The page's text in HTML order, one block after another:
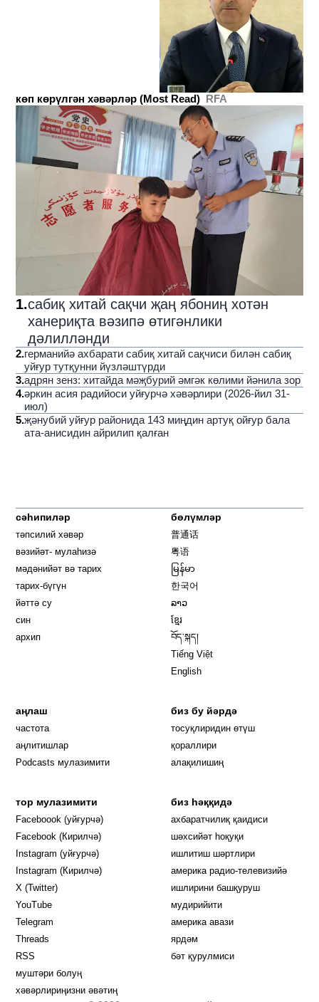
көп көрүлгән хәвәрләр (Most Read) RFA
1.сабиқ хитай сақчи җаң ябониң хотән
ханериқта вәзипә өтигәнлики
дәлилләнди
2.германийә ахбарати сабиқ хитай сақчиси билән сабиқ
уйғур тутқунни йүзләштүрди
3.адрян зенз: хитайда мәҗбурий әмгәк көлими йәнила зор
4.әркин асия радийоси уйғурчә хәвәрлири (2026-йил 31-
июл)
5.җәнубий уйғур районида 143 миңдин артуқ ойғур бала
ата-анисидин айрилип қалған
сәһипиләр
тәпсилий хәвәр
вәзийәт- мулаһизә
мәдәнийәт вә тарих
тарих-бүгүн
йәттә су
син
архип
бөлүмләр
普通话
粤语
မြန်မာ
한국어
ລາວ
ខ្មែរ
བོད་སྐད།
Tiếng Việt
English
аңлаш
частота
аңлитишлар
Podcasts мулазимити
биз бу йәрдә
тосуқлиридин өтүш
қораллири
алақилишиң
тор мулазимити
Faceboook (уйғурчә) Opens in new window
Facebook (Кирилчә) Opens in new window
Instagram (уйғурчә) Opens in new window
Instagram (Кирилчә) Opens in new window
X (Twitter)
YouTube
Telegram
Threads
RSS
муштәри болуң
хәвәрлириңизни әвәтиң
биз һәққидә
ахбаратчилиқ қаидиси
шәхсийәт һоқуқи
ишлитиш шәртлири
америка радио-телевизийә
ишлирини башқуруш
мудирийити
америка авази
ярдәм
бәт қурулмиси